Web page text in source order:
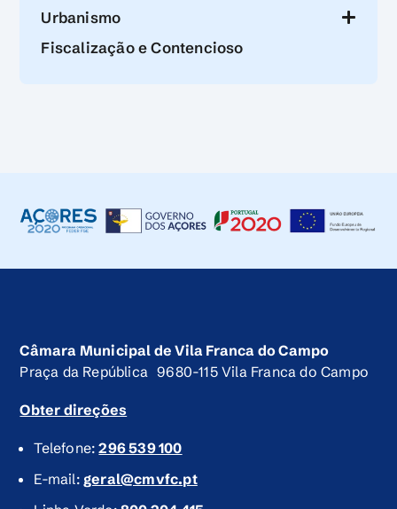
Urbanismo
Fiscalização e Contencioso
Câmara Municipal de Vila Franca do Campo
Praça da República 9680-115 Vila Franca do Campo
Obter direções
Telefone:296 539 100
E-mail: geral@cmvfc.pt